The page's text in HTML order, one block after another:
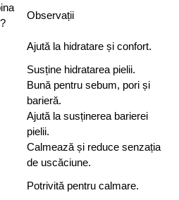
Observații
Ajută la hidratare și confort.
Susține hidratarea pielii.
Bună pentru sebum, pori și
barieră.
Ajută la susținerea barierei
pielii.
Calmează și reduce senzația
de uscăciune.
Potrivită pentru calmare.